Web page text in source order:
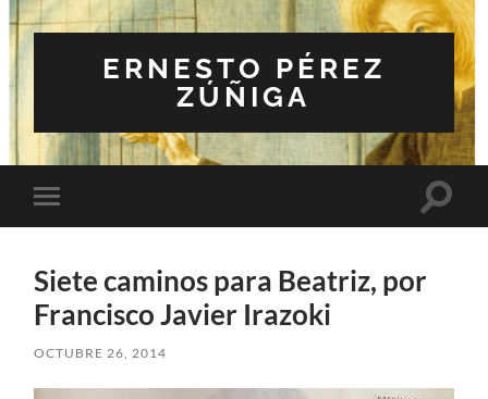
ERNESTO PÉREZ
ZÚÑIGA
Alternar
el
móvil
Siete caminos para Beatriz, por
Francisco Javier Irazoki
OCTUBRE 26, 2014